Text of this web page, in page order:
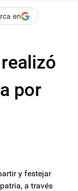
en
por
y festejar
a través